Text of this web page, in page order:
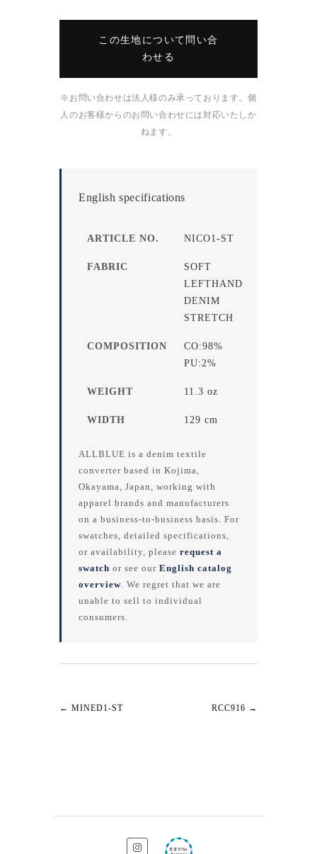
この生地について問い合
わせる
※お問い合わせは法人様のみ承っております。個
人のお客様からのお問い合わせには対応いたしか
ねます。
English specifications
ARTICLE NO. NICO1-ST
FABRIC
SOFT
LEFTHAND
DENIM
STRETCH
COMPOSITION
CO:98%
PU:2%
WEIGHT 11.3 oz
WIDTH 129 cm
ALLBLUE is a denim textile
converter based in Kojima,
Okayama, Japan, working with
apparel brands and manufacturers
on a business-to-business basis. For
swatches, detailed specifications,
or availability, please request a
swatch or see our English catalog
overview. We regret that we are
unable to sell to individual
consumers.
← MINED1-ST RCC916 →